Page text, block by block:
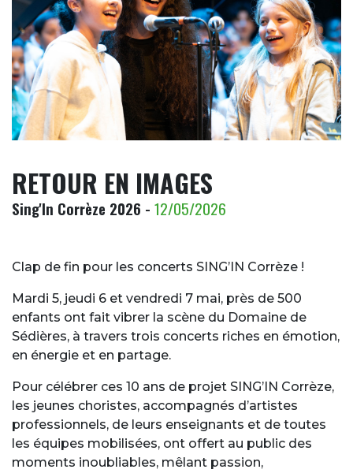
RETOUR EN IMAGES
Sing'In Corrèze 2026 - 12/05/2026
Clap de fin pour les concerts SING’IN Corrèze !
Mardi 5, jeudi 6 et vendredi 7 mai, près de 500
enfants ont fait vibrer la scène du Domaine de
Sédières, à travers trois concerts riches en émotion,
en énergie et en partage.
Pour célébrer ces 10 ans de projet SING’IN Corrèze,
les jeunes choristes, accompagnés d’artistes
professionnels, de leurs enseignants et de toutes
les équipes mobilisées, ont offert au public des
moments inoubliables, mêlant passion,